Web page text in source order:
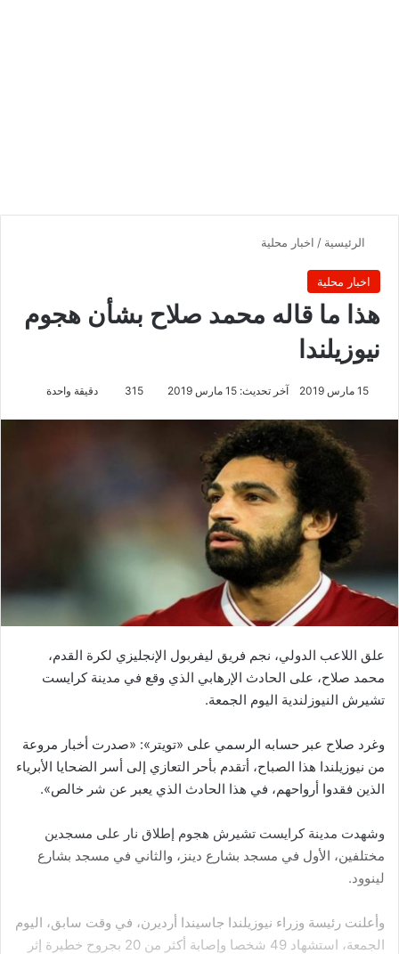
الرئيسية / اخبار محلية
اخبار محلية
هذا ما قاله محمد صلاح بشأن هجوم
نيوزيلندا
15 مارس 2019 آخر تحديث: 15 مارس 2019 315 دقيقة واحدة
علق اللاعب الدولي، نجم فريق ليفربول الإنجليزي لكرة القدم،
محمد صلاح، على الحادث الإرهابي الذي وقع في مدينة كرايست
تشيرش النيوزلندية اليوم الجمعة.
وغرد صلاح عبر حسابه الرسمي على «تويتر»: «صدرت أخبار مروعة
من نيوزيلندا هذا الصباح، أتقدم بأحر التعازي إلى أسر الضحايا الأبرياء
الذين فقدوا أرواحهم، في هذا الحادث الذي يعبر عن شر خالص».
وشهدت مدينة كرايست تشيرش هجوم إطلاق نار على مسجدين
مختلفين، الأول في مسجد بشارع دينز، والثاني في مسجد بشارع
لينوود.
وأعلنت رئيسة وزراء نيوزيلندا جاسيندا أرديرن، في وقت سابق، اليوم
الجمعة، استشهاد 49 شخصا وإصابة أكثر من 20 بجروح خطيرة إثر